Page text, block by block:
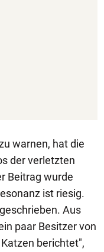
warnen, hat die
der verletzten
Beitrag wurde
ist riesig.
Aus
paar Besitzer von
berichtet",